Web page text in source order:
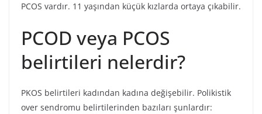
PCOS vardır. 11 yaşından küçük kızlarda ortaya çıkabilir.
PCOD veya PCOS
belirtileri nelerdir?
PKOS belirtileri kadından kadına değişebilir. Polikistik
over sendromu belirtilerinden bazıları şunlardır: